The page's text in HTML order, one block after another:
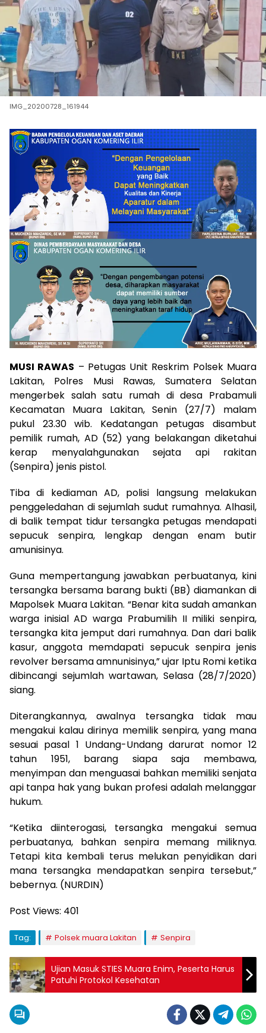
IMG_20200728_161944
MUSI RAWAS – Petugas Unit Reskrim Polsek Muara
Lakitan, Polres Musi Rawas, Sumatera Selatan
mengerbek salah satu rumah di desa Prabamuli
Kecamatan Muara Lakitan, Senin (27/7) malam
pukul 23.30 wib. Kedatangan petugas disambut
pemilik rumah, AD (52) yang belakangan diketahui
kerap menyalahgunakan sejata api rakitan
(Senpira) jenis pistol.
Tiba di kediaman AD, polisi langsung melakukan
penggeledahan di sejumlah sudut rumahnya. Alhasil,
di balik tempat tidur tersangka petugas mendapati
sepucuk senpira, lengkap dengan enam butir
amunisinya.
Guna mempertangung jawabkan perbuatanya, kini
tersangka bersama barang bukti (BB) diamankan di
Mapolsek Muara Lakitan. “Benar kita sudah amankan
warga inisial AD warga Prabumilih II miliki senpira,
tersangka kita jemput dari rumahnya. Dan dari balik
kasur, anggota memdapati sepucuk senpira jenis
revolver bersama amnunisinya,” ujar Iptu Romi ketika
dibincangi sejumlah wartawan, Selasa (28/7/2020)
siang.
Diterangkannya, awalnya tersangka tidak mau
mengakui kalau dirinya memilik senpira, yang mana
sesuai pasal 1 Undang-Undang darurat nomor 12
tahun 1951, barang siapa saja membawa,
menyimpan dan menguasai bahkan memiliki senjata
api tanpa hak yang bukan profesi adalah melanggar
hukum.
“Ketika diinterogasi, tersangka mengakui semua
perbuatanya, bahkan senpira memang miliknya.
Tetapi kita kembali terus melukan penyidikan dari
mana tersangka mendapatkan senpira tersebut,”
bebernya. (NURDIN)
Post Views: 401
Tag: Polsek muara Lakitan Senpira
Ujian Masuk STIES Muara Enim, Peserta Harus
Patuhi Protokol Kesehatan